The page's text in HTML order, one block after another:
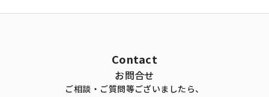
Contact
お問合せ
ご相談・ご質問等ございましたら、